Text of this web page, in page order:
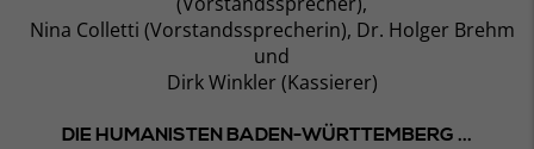
Nina Colletti (Vorstandssprecherin), Dr. Holger Brehm
und
Dirk Winkler (Kassierer)
DIE HUMANISTEN BADEN-WÜRTTEMBERG ...